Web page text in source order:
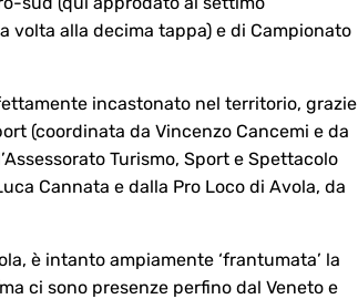
volta alla decima tappa) e di Campionato
incastonato nel territorio, grazie
(coordinata da Vincenzo Cancemi e da
Turismo, Sport e Spettacolo
Cannata e dalla Pro Loco di Avola, da
è intanto ampiamente ‘frantumata’ la
ci sono presenze perfino dal Veneto e